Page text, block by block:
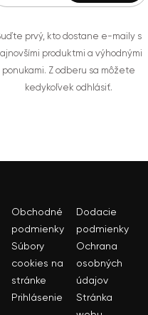
prvý, kto dostane e-maily s
produktmi a výhodnými
ponukami. Z odberu sa môžete
kedykoľvek odhlásiť.
Obchodné
podmienky
Dodacie
podmienky
Súbory
cookies na
stránke
Ochrana
osobných
údajov
Prihlásenie
Stránka